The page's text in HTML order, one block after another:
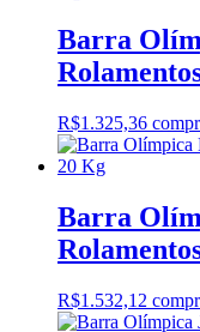
Barra
R$1.325,36
Barra
R$1.532,12